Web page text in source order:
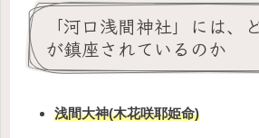
「河口浅間神社」には、
が鎮座されているのか
浅間大神(木花咲耶姫命)